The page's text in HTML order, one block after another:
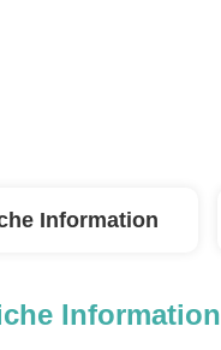
Information
Information